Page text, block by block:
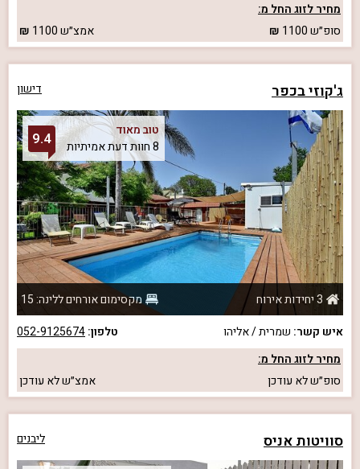
מחיר לזוג החל מ:
סופ״ש1100 אמצ״ש1100
ג'קוזי בכפר דישון
טוב מאוד
8 חוות דעת אמיתיות
9.4
3 יחידות אירוח
מקסימום אורחים ללינה: 15
איש קשר: שמרית / אליהו טלפון:052-9125674
מחיר לזוג החל מ:
סופ״שלא עודכן אמצ״שלא עודכן
סוויטות אניס ליבנים